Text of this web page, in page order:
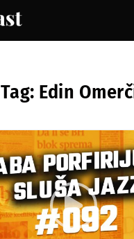
Tag: Edin